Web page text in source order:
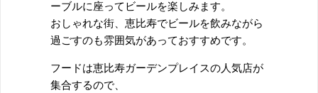
ーブルに座ってビールを楽しみます。
おしゃれな街、恵比寿でビールを飲みながら
過ごすのも雰囲気があっておすすめです。
フードは恵比寿ガーデンプレイスの人気店が
集合するので、